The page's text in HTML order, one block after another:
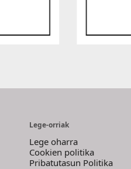
Lege-orriak
Lege oharra
Cookien politika
Pribatutasun Politika